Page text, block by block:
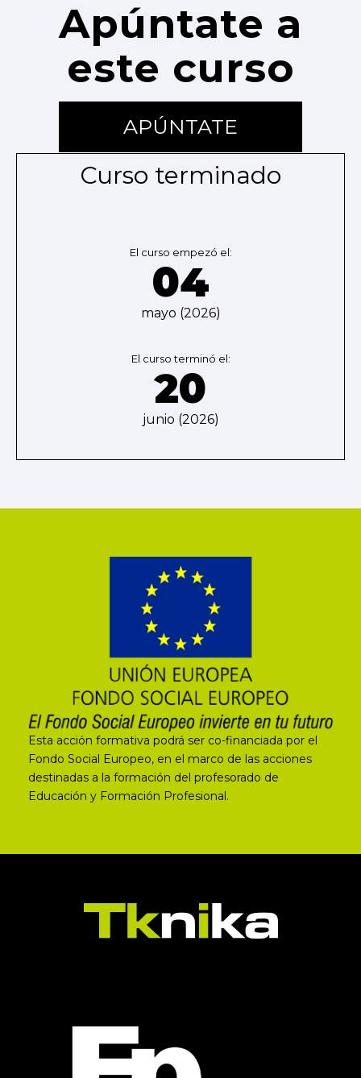
Apúntate a
este curso
APÚNTATE
Curso terminado
El curso empezó el:
04
mayo (2026)
El curso terminó el:
20
junio (2026)
Esta acción formativa podrá ser co-financiada por el
Fondo Social Europeo, en el marco de las acciones
destinadas a la formación del profesorado de
Educación y Formación Profesional.